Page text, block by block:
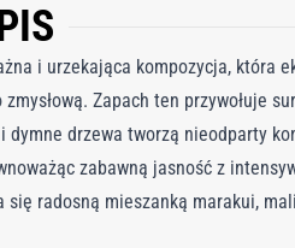
i urzekająca kompozycja, która
Zapach ten przywołuje
drzewa tworzą nieodparty
zabawną jasność z
radosną mieszanką marakui,
W sercu bujny kwiatowy bukiet